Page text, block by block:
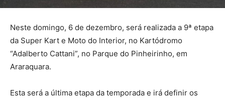
Neste domingo, 6 de dezembro, será realizada a 9ª etapa
da Super Kart e Moto do Interior, no Kartódromo
“Adalberto Cattani”, no Parque do Pinheirinho, em
Araraquara.
Esta será a última etapa da temporada e irá definir os